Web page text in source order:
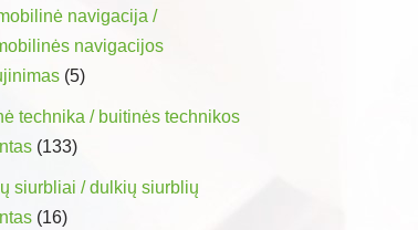
navigacija /
navigacijos
(5)
technika / buitinės technikos
(133)
siurbliai / dulkių siurblių
(16)